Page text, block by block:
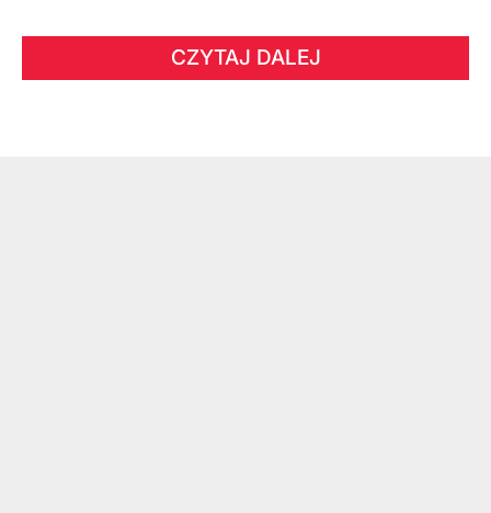
CZYTAJ DALEJ